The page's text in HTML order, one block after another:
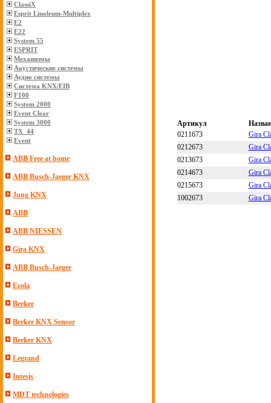
ClassiX
Esprit Linoleum-Multiplex
E2
E22
System 55
ESPRIT
Механизмы
Акустические системы
Аудио системы
Система KNX/EIB
F100
System 2000
Event Clear
System 3000
TX_44
Event
ABB Free at home
ABB Busch-Jaeger KNX
Jung KNX
ABB
ABB NIESSEN
Gira KNX
ABB Busch-Jaeger
Ecola
Berker
Berker KNX Sensor
Berker KNX
Legrand
Intesis
MDT technologies
Артикул
0211673
Gira
0212673
Gira
0213673
Gira
0214673
Gira
0215673
Gira
1002673
Gira